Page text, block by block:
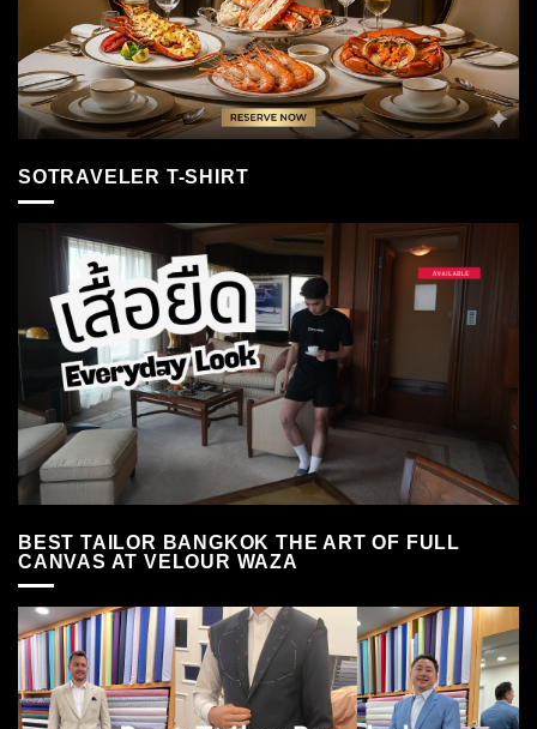
SOTRAVELER T-SHIRT
BEST TAILOR BANGKOK THE ART OF FULL
CANVAS AT VELOUR WAZA